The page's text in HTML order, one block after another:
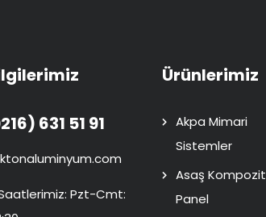
631 51 91
Pzt-Cmt:
Ürünlerimiz
Akpa Mimari
Sistemler
Asaş Kompozit
Panel